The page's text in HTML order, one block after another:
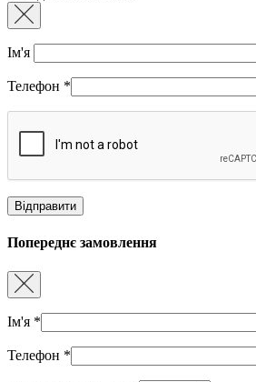
Ім'я
Телефон *
Попереднє замовлення
Ім'я *
Телефон *